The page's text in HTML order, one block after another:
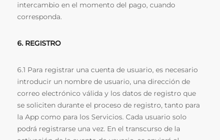
intercambio en el momento del pago, cuando
corresponda.
6. REGISTRO
6.1 Para registrar una cuenta de usuario, es necesario
introducir un nombre de usuario, una dirección de
correo electrónico válida y los datos de registro que
se soliciten durante el proceso de registro, tanto para
la App como para los Servicios. Cada usuario solo
podrá registrarse una vez. En el transcurso de la